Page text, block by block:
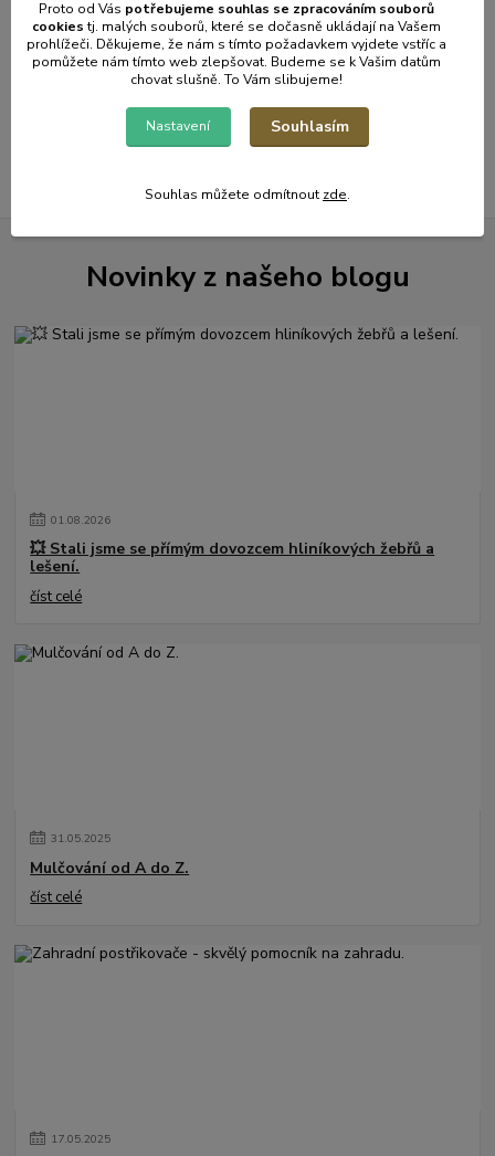
Detail
Novinky z našeho blogu
01.08.2026
💥 Stali jsme se přímým dovozcem hliníkových žebřů a
lešení.
číst celé
31.05.2025
Mulčování od A do Z.
číst celé
17.05.2025
Proto od Vás potřebujeme souhlas se zpracováním souborů
cookiestj. malých souborů, které se dočasně ukládají na Vašem
prohlížeči. Děkujeme, že nám s tímto požadavkem vyjdete vstříc a
pomůžete nám tímto web zlepšovat. Budeme se k Vašim datům
chovat slušně. To Vám slibujeme!
Nastavení Souhlasím
Souhlas můžete odmítnout zde.